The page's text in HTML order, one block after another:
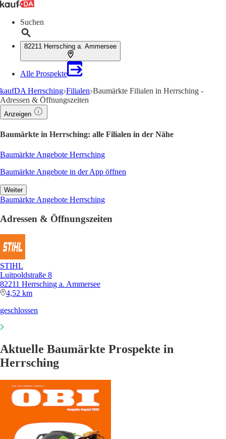
Suchen
82211 Herrsching a. Ammersee
Alle Prospekte
kaufDA Herrsching Filialen Baumärkte Filialen in Herrsching -
Adressen & Öffnungszeiten
Anzeigen
Baumärkte in Herrsching: alle Filialen in der Nähe
Baumärkte Angebote Herrsching
Baumärkte Angebote in der App öffnen
Weiter
Baumärkte Angebote Herrsching
Adressen & Öffnungszeiten
STIHL
Luitpoldstraße 8
82211 Herrsching a. Ammersee
4,52 km
geschlossen
Aktuelle Baumärkte Prospekte in
Herrsching